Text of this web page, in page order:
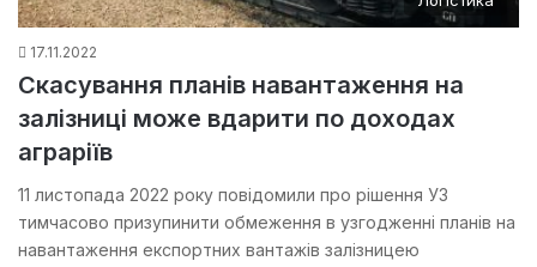
17.11.2022
Скасування планів навантаження на
залізниці може вдарити по доходах
аграріїв
11 листопада 2022 року повідомили про рішення УЗ
тимчасово призупинити обмеження в узгодженні планів на
навантаження експортних вантажів залізницею